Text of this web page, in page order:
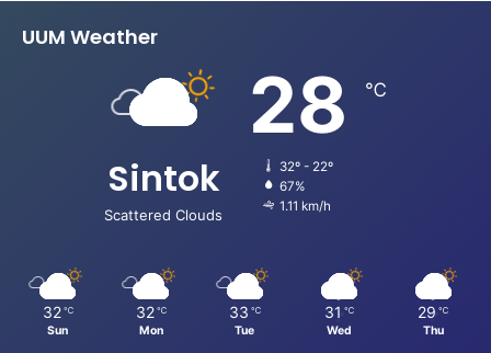
UUM Weather
Sintok
Scattered Clouds
28 ℃
32º - 22º
67%
1.11 km/h
32 ℃
Sun
32 ℃
Mon
33 ℃
Tue
31 ℃
Wed
29 ℃
Thu